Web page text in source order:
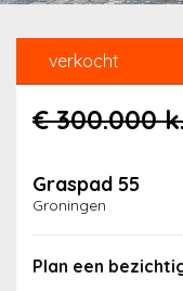
Verkoop
verkocht
€ 300.000
Graspad 55
Groningen
Plan een